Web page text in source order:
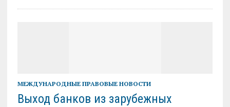
МЕЖДУНАРОДНЫЕ ПРАВОВЫЕ НОВОСТИ
Выход банков из зарубежных